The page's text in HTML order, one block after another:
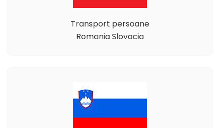
Transport persoane
Romania Slovacia